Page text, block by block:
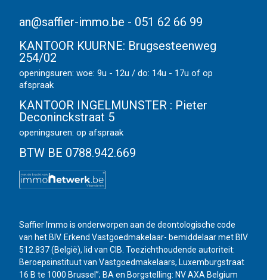
an@saffier-immo.be - 051 62 66 99
KANTOOR KUURNE: Brugsesteenweg
254/02
openingsuren: woe: 9u - 12u / do: 14u - 17u of op
afspraak
KANTOOR INGELMUNSTER : Pieter
Deconinckstraat 5
openingsuren: op afspraak
BTW BE 0788.942.669
Saffier Immo is onderworpen aan de deontologische code
van het BIV. Erkend Vastgoedmakelaar- bemiddelaar met BIV
512.837 (België), lid van CIB. Toezichthoudende autoriteit:
Beroepsinstituut van Vastgoedmakelaars, Luxemburgstraat
16 B te 1000 Brussel”; BA en Borgstelling: NV AXA Belgium